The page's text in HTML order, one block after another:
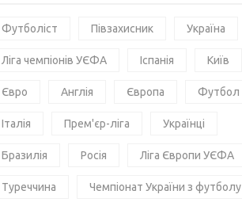
Футболіст Півзахисник Україна
Ліга чемпіонів УЄФА Іспанія Київ
Євро Англія Європа Футбол
Італія Прем'єр-ліга Українці
Бразилія Росія Ліга Європи УЄФА
Туреччина Чемпіонат України з футболу